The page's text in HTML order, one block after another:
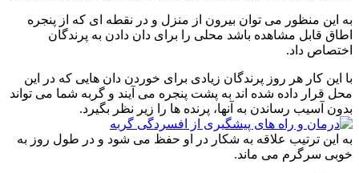
به این منظور می توان بیرون از منزل و در نقطه ای که از پنجره
اطاق قابل مشاهده باشد محلی را برای دان دادن به پرندگان
اختصاص داد.
با این کار هر روز پرندگان زیادی برای خوردن دان هایی که در این
محل قرار داده شده اند به پشت پنجره می آیند و گربه شما می تواند
بدون آسیب رساندن به آنها، پرنده ها را زیر نظر بگیرد.
به این ترتیب علاقه به شکار در او حفظ می شود و در طول روز به
خوبی سرگرم می ماند.